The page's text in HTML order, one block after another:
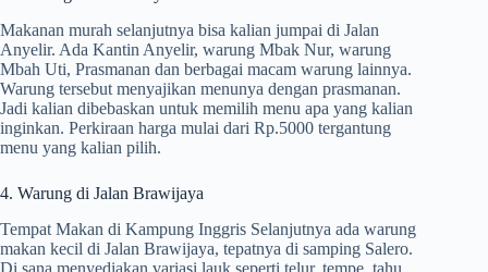
Makanan murah selanjutnya bisa kalian jumpai di Jalan
Anyelir. Ada Kantin Anyelir, warung Mbak Nur, warung
Mbah Uti, Prasmanan dan berbagai macam warung lainnya.
Warung tersebut menyajikan menunya dengan prasmanan.
Jadi kalian dibebaskan untuk memilih menu apa yang kalian
inginkan. Perkiraan harga mulai dari Rp.5000 tergantung
menu yang kalian pilih.
4. Warung di Jalan Brawijaya
Tempat Makan di Kampung Inggris Selanjutnya ada warung
makan kecil di Jalan Brawijaya, tepatnya di samping Salero.
Di sana menyediakan variasi lauk seperti telur, tempe, tahu,